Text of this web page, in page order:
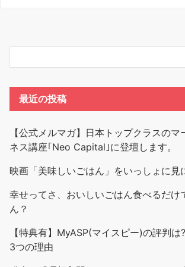
最近の投稿
【公式メルマガ】日本トップクラスのマ
ネス講座｢Neo Capital｣に登壇します。
映画「美味しいごはん」をいっしょに見
幸せってさ、おいしいごはん食べるだけ
ん？
【特典有】MyASP(マイスピー)の評判は
3つの理由